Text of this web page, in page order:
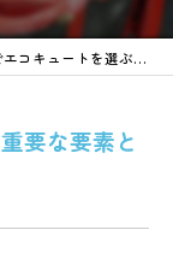
選ぶ際の重要な要素と地域特性を活かした選び方
要な要素と